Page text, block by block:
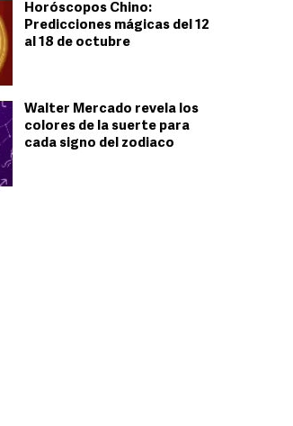
Horóscopos Chino:
Predicciones mágicas del 12
al 18 de octubre
Walter Mercado revela los
colores de la suerte para
cada signo del zodiaco